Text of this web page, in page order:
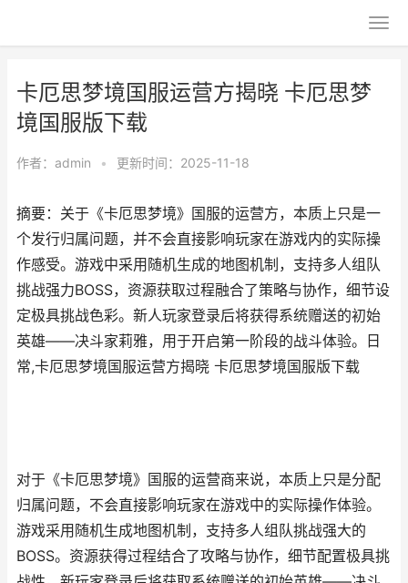
卡厄思梦境国服运营方揭晓 卡厄思梦
境国服版下载
作者： admin • 更新时间：2025-11-18
摘要：关于《卡厄思梦境》国服的运营方，本质上只是一
个发行归属问题，并不会直接影响玩家在游戏内的实际操
作感受。游戏中采用随机生成的地图机制，支持多人组队
挑战强力BOSS，资源获取过程融合了策略与协作，细节设
定极具挑战色彩。新人玩家登录后将获得系统赠送的初始
英雄——决斗家莉雅，用于开启第一阶段的战斗体验。日
常,卡厄思梦境国服运营方揭晓 卡厄思梦境国服版下载
对于《卡厄思梦境》国服的运营商来说，本质上只是分配
归属问题，不会直接影响玩家在游戏中的实际操作体验。
游戏采用随机生成地图机制，支持多人组队挑战强大的
BOSS。资源获得过程结合了攻略与协作，细节配置极具挑